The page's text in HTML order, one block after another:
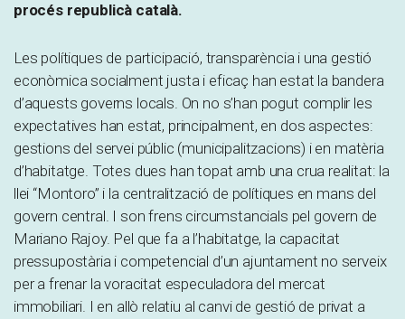
procés republicà català.
Les polítiques de participació, transparència i una gestió
econòmica socialment justa i eficaç han estat la bandera
d’aquests governs locals. On no s’han pogut complir les
expectatives han estat, principalment, en dos aspectes:
gestions del servei públic (municipalitzacions) i en matèria
d’habitatge. Totes dues han topat amb una crua realitat: la
llei “Montoro” i la centralització de polítiques en mans del
govern central. I son frens circumstancials pel govern de
Mariano Rajoy. Pel que fa a l’habitatge, la capacitat
pressupostària i competencial d’un ajuntament no serveix
per a frenar la voracitat especuladora del mercat
immobiliari. I en allò relatiu al canvi de gestió de privat a